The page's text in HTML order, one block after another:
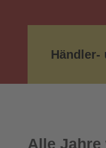
Händler-
Alle